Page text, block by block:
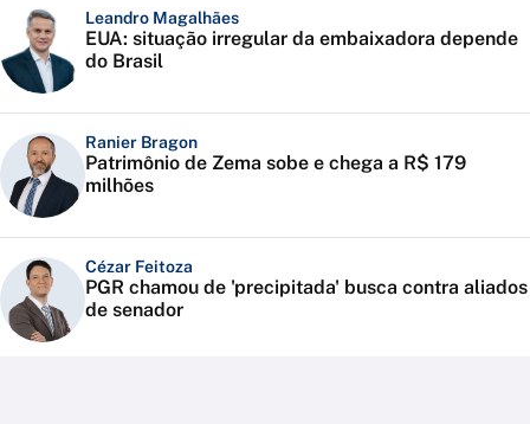
Leandro Magalhães
EUA: situação irregular da embaixadora depende
do Brasil
Ranier Bragon
Patrimônio de Zema sobe e chega a R$ 179
milhões
Cézar Feitoza
PGR chamou de 'precipitada' busca contra aliados
de senador